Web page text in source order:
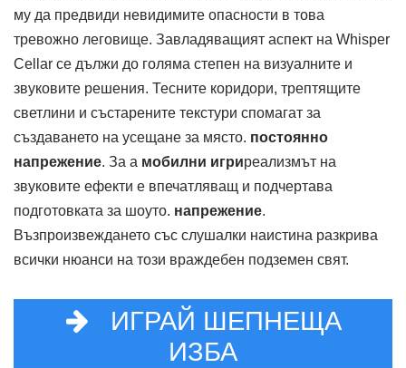
му да предвиди невидимите опасности в това
тревожно леговище. Завладяващият аспект на Whisper
Cellar се дължи до голяма степен на визуалните и
звуковите решения. Тесните коридори, трептящите
светлини и състарените текстури спомагат за
създаването на усещане за място. постоянно
напрежение. За a мобилни игриреализмът на
звуковите ефекти е впечатляващ и подчертава
подготовката за шоуто. напрежение.
Възпроизвеждането със слушалки наистина разкрива
всички нюанси на този враждебен подземен свят.
ИГРАЙ ШЕПНЕЩА
ИЗБА